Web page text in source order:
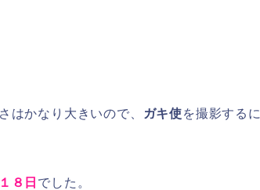
はかなり大きいので、 ガキ使を撮影するに
８日 でした。